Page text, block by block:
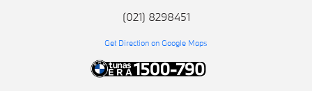
(021) 8298451
Get Direction on Google Maps